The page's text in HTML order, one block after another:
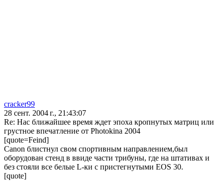
cracker99
28 сент. 2004 г., 21:43:07
Re: Нас ближайшее время ждет эпоха кропнутых матриц или
грустное впечатление от Photokina 2004
[quote=Feind]
Саnon блистнул свом спортивным направлением,был
оборудован стенд в ввиде части трибуны, где на штативах и
без стояли все белые L-ки с пристегнутыми EOS 30.
[quote]